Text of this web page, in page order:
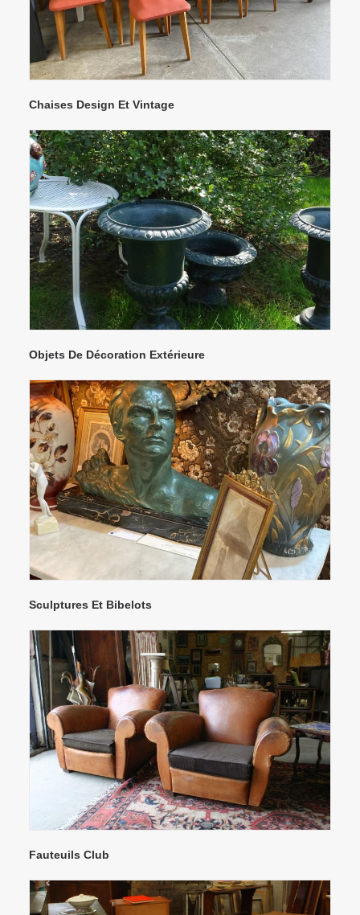
Chaises Design Et Vintage
Objets De Décoration Extérieure
Sculptures Et Bibelots
Fauteuils Club